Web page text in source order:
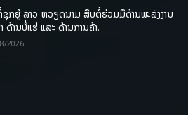
ກຍູ້ ລາວ-ຫວຽດນາມ ສືບຕໍ່ຮ່ວມມືດ້ານພະລັງງານ
ດ້ານບໍ່ແຮ່ ແລະ ດ້ານການຄ້າ.
2026